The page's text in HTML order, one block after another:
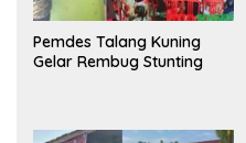
Pemdes Talang Kuning
Gelar Rembug Stunting